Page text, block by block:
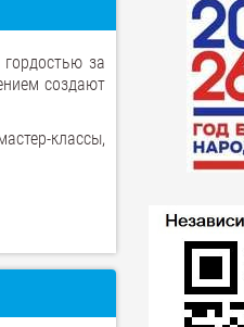
за
создают
классы,